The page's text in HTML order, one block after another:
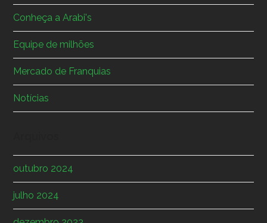
Conheça a Arabi's
Equipe de milhões
Mercado de Franquias
Notícias
outubro 2024
julho 2024